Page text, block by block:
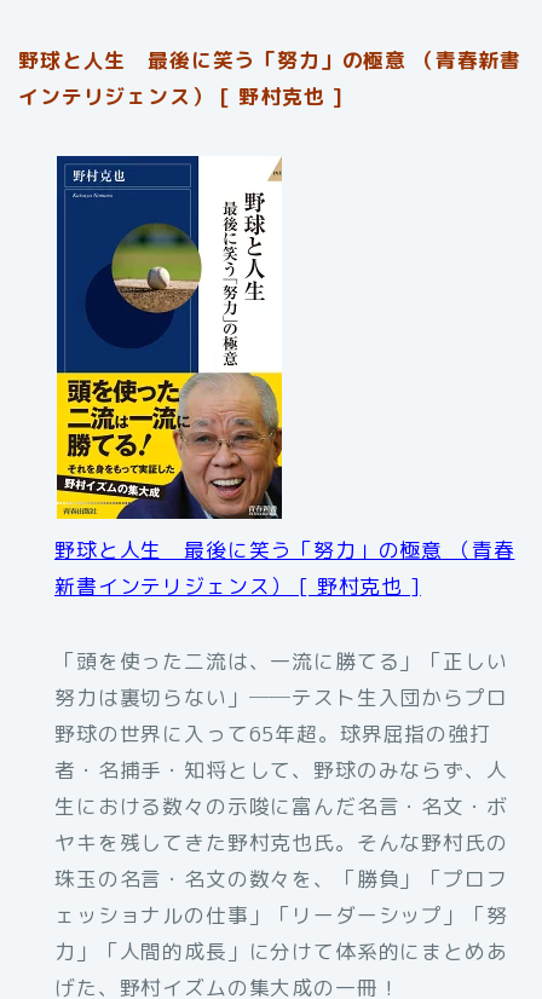
野球と人生 最後に笑う「努力」の極意 （青春新書
インテリジェンス） [ 野村克也 ]
野球と人生 最後に笑う「努力」の極意 （青春
新書インテリジェンス） [ 野村克也 ]
「頭を使った二流は、一流に勝てる」「正しい
努力は裏切らない」──テスト生入団からプロ
野球の世界に入って65年超。球界屈指の強打
者・名捕手・知将として、野球のみならず、人
生における数々の示唆に富んだ名言・名文・ボ
ヤキを残してきた野村克也氏。そんな野村氏の
珠玉の名言・名文の数々を、「勝負」「プロフ
ェッショナルの仕事」「リーダーシップ」「努
力」「人間的成長」に分けて体系的にまとめあ
げた、野村イズムの集大成の一冊！